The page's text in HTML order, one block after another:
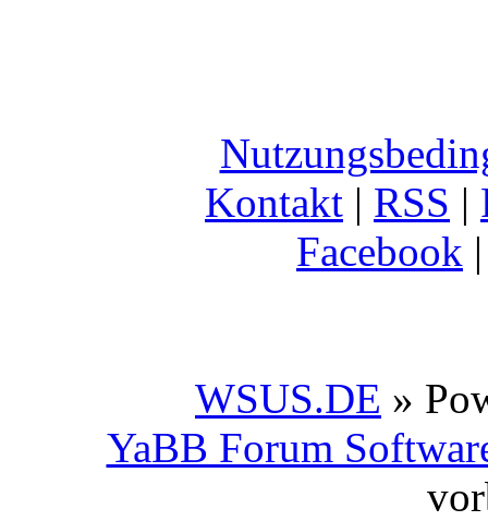
Kontakt | RSS |
Facebook
WSUS.DE »
YaBB Forum